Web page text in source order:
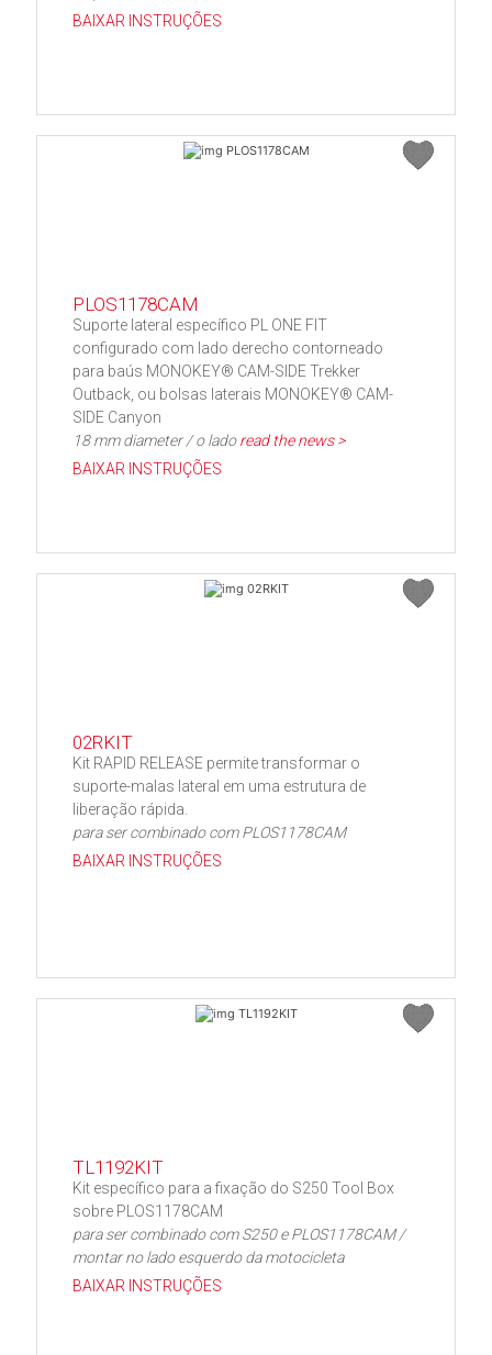
BAIXAR INSTRUÇÕES
PLOS1178CAM
Suporte lateral específico PL ONE FIT
configurado com lado derecho contorneado
para baús MONOKEY® CAM-SIDE Trekker
Outback, ou bolsas laterais MONOKEY® CAM-
SIDE Canyon
18 mm diameter / o ladoread the news >
BAIXAR INSTRUÇÕES
02RKIT
Kit RAPID RELEASE permite transformar o
suporte-malas lateral em uma estrutura de
liberação rápida.
para ser combinado com PLOS1178CAM
BAIXAR INSTRUÇÕES
TL1192KIT
Kit específico para a fixação do S250 Tool Box
sobre PLOS1178CAM
para ser combinado com S250 e PLOS1178CAM /
montar no lado esquerdo da motocicleta
BAIXAR INSTRUÇÕES